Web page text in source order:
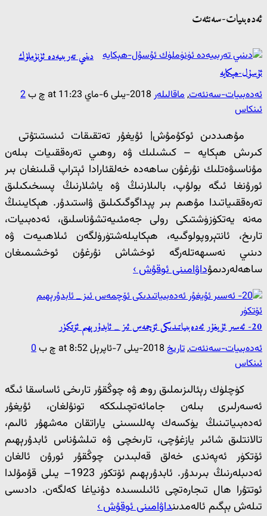
ئەدەبىيات-سەنئەت
دىنىي تەربىيەدە ئۈنۈملۈك
ئۇسۇل-ھېكايە
ئەدەبىيات-سەنئەت,ماقالىلەر 2018-يىلى 6-ماي at 11:23 چ ب
2
ئىنكاس
مۇھىددىن ئوكۇمۇش| ئۇيغۇر تەتقىقات ئىنستىتۇتى
كىرىش ھېكايە – كىشىلىك ۋە روھىي تەرەققىيات بىلەن
مۇناسىۋەتلىك نۇرغۇن ساھەدە خەلقئارادا ئېتراپ قىلىنغان بىر
ئورۇنغا ئىگە بولۇپ، بالىلارنىڭ ۋە ياشلارنىڭ پىسخىكىلىق
تەرەققىياتىدا مۇھىم بىر پېداگوگىكىلىق ۋاستىدۇر. ھېكايىنىڭ
مەنە يەتكۈزۈشتىكى رولى جەمئىيەتشۇناسلىق، ئەدەبىيات،
تارىخ، ئانتېروپولوگىيە، ھېكايىلەشتۈرۈلگەن ئىلاھىيەت ۋە
دىنىي نەسىھەتلەرگە ئوخشاش نۇرغۇن ئوخشىمىغان
ساھەلەردىمۇداۋامىنى ئوقۇش ›
20- ئەسىر ئۇيغۇر ئەدەبىياتىدىكى ئۆچمەس ئىز _ ئابدۇرېھىم ئۆتكۈر
ئەدەبىيات-سەنئەت,تارىخ 2018-يىلى 7-ئاپرېل at 8:52 چ ب
0
ئىنكاس
كۈچلۈك رېئالىزىملىق روھ ۋە چوڭقۇر تارىخى ئاساسقا ئىگە
ئەسەرلىرى بىلەن جامائەتچىلىككە تونۇلغان، ئۇيغۇر
ئەدەبىياتىنىڭ يۈكسەك پەللىسىنى ياراتقان مەشھۇر ئالىم،
تالانتلىق شائىر يازغۇچى، تارىخچى ۋە تىلشۇناس ئابدۇرېھىم
ئۆتكۈر ئەپەندى خەلق قەلبىدىن چوڭقۇر ئورۇن ئالغان
ئەدىبلەرنىڭ بىرىدۇر. ئابدۇرېھىم ئۆتكۈر 1923– يىلى قۇمۇلدا
ئوتتۇرا ھال تىجارەتچى ئائىلىسىدە دۇنياغا كەلگەن. دادىسى
تىلەش بېگىم ئالەمدىنداۋامىنى ئوقۇش ›